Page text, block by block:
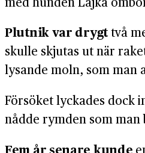
Plutnik var drygttvå
skulle skjutas ut när
lysande moln, som man
Försöket lyckades dock
nådde rymden som
Fem år senare kunde